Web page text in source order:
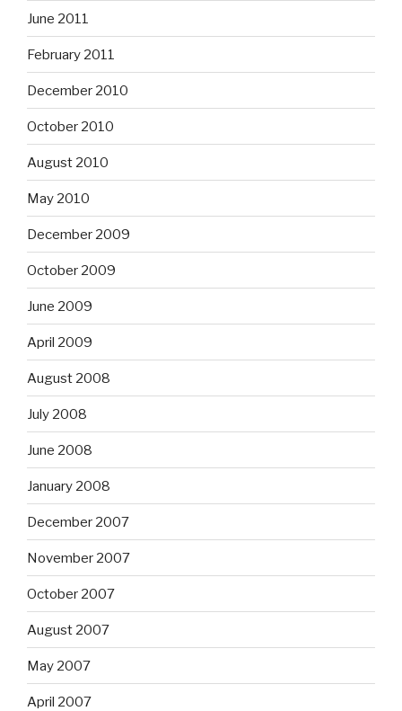
June 2011
February 2011
December 2010
October 2010
August 2010
May 2010
December 2009
October 2009
June 2009
April 2009
August 2008
July 2008
June 2008
January 2008
December 2007
November 2007
October 2007
August 2007
May 2007
April 2007